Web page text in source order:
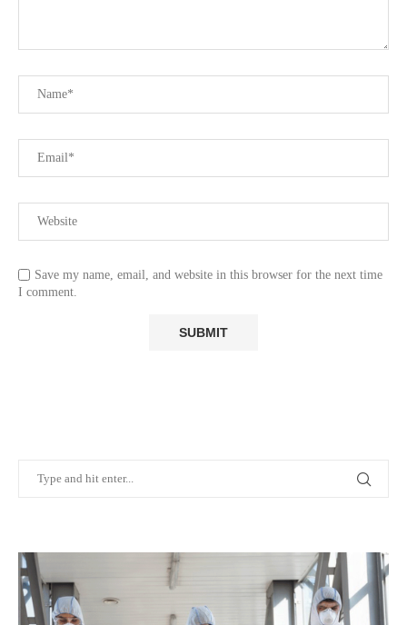
Save my name, email, and website in this browser for the next time
I comment.